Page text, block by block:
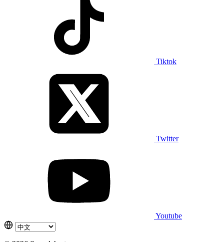
Tiktok
Twitter
Youtube